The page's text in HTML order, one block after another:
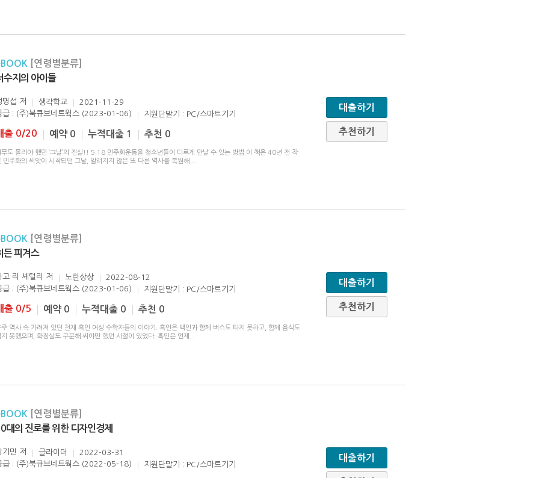
[연령별분류]
수지의 아이들
명섭 저 생각학교
2021-11-29
급 : (주)북큐브네트웍스 (2023-01-06)
지원단말기 : PC/스마트기기
출 0/20 예약 0 누적대출 1 추천 0
무도 몰라야 했던 ‘그날’의 진실!! 5·18 민주화운동을 청소년들이 다르게 만날 수 있는 방법 이 책은 40년 전 작
민주화의 씨앗이 시작되던 그날, 알려지지 않은 또 다른 역사를 복원해
대출하기
추천하기
[연령별분류]
든 피겨스
고 리 셰털리 저 노란상상
2022-08-12
급 : (주)북큐브네트웍스 (2023-01-06)
지원단말기 : PC/스마트기기
출 0/5 예약 0 누적대출 0 추천 0
주 역사 속 가려져 있던 천재 흑인 여성 수학자들의 이야기. 흑인은 백인과 함께 버스도 타지 못하고, 함께 음식도
지 못했으며, 화장실도 구분해 써야만 했던 시절이 있었다. 흑인은 언제
대출하기
추천하기
[연령별분류]
대의 진로를 위한 디자인경제
기민 저 글라이더
2022-03-31
급 : (주)북큐브네트웍스 (2022-05-18)
지원단말기 : PC/스마트기기
대출하기